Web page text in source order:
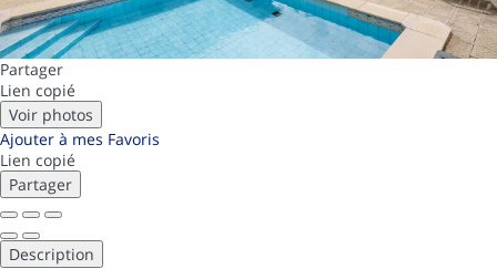
Partager
Lien copié
Voir photos
Ajouter à mes Favoris
Lien copié
Partager
Description